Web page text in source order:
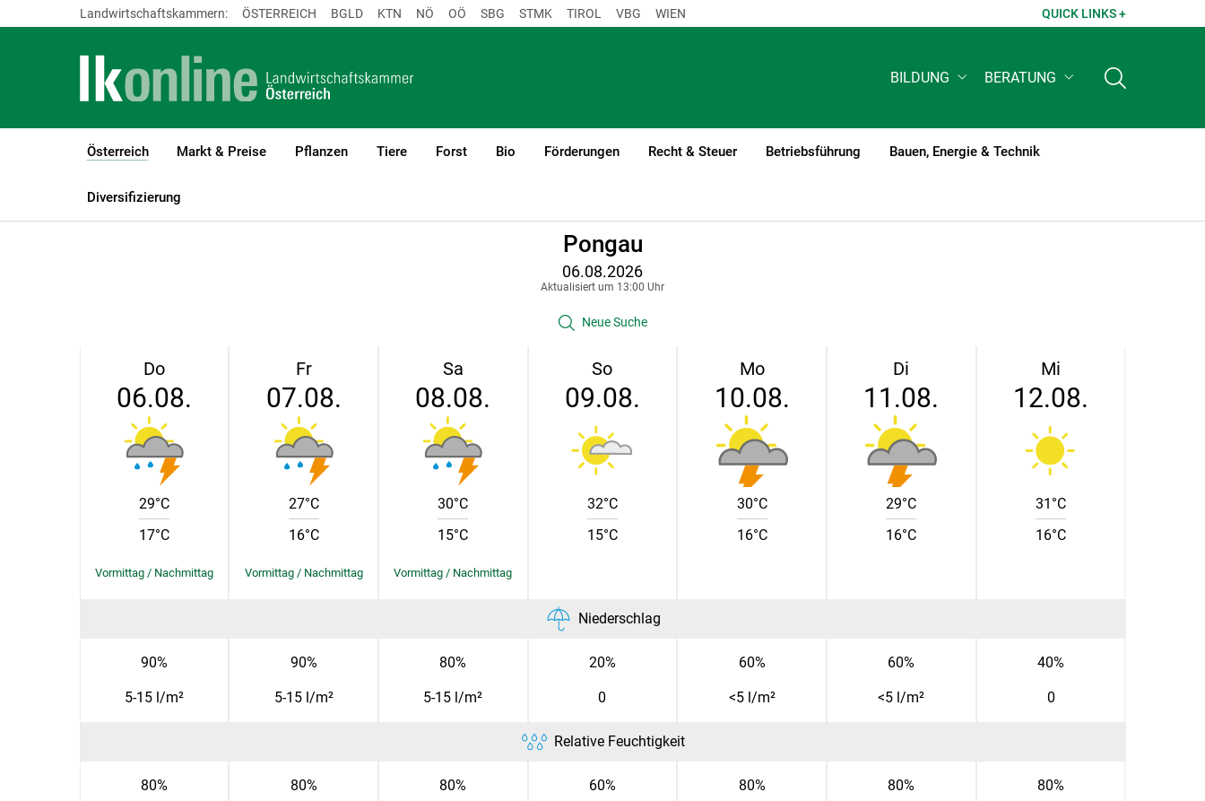
Skip to main content
Landwirtschaftskammern: ÖSTERREICH BGLD KTN NÖ OÖ SBG STMK TIROL VBG WIEN QUICK LINKS +
BILDUNG BERATUNG
Österreich
(current)1
Markt & Preise Pflanzen Tiere Forst Bio Förderungen Recht & Steuer Betriebsführung Bauen, Energie & Technik
Diversifizierung
LK Österreich Österreich
Pongau
06.08.2026
Aktualisiert um 13:00 Uhr
Neue Suche
Do
06.08.
Fr
07.08.
Sa
08.08.
So
09.08.
Mo
10.08.
Di
11.08.
Mi
12.08.
29°C
17°C
27°C
16°C
30°C
15°C
32°C
15°C
30°C
16°C
29°C
16°C
31°C
16°C
Niederschlag
90%
5-15 l/m²
90%
5-15 l/m²
80%
5-15 l/m²
20%
0
60%
<5 l/m²
60%
<5 l/m²
40%
0
Relative Feuchtigkeit
80% 80% 80% 60% 80% 80% 80%